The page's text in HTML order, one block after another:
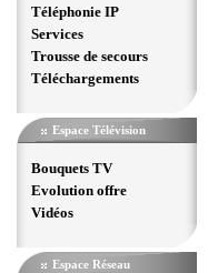
Téléphonie IP
Services
Trousse de secours
Téléchargements
Espace Télévision
Bouquets TV
Evolution offre
Vidéos
Espace Réseau